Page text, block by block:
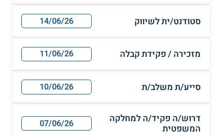
סטודנט/ית לשיווק 14/06/26
מזכירה / פקידת קבלה 11/06/26
סייע/ת משלב/ת 10/06/26
דרוש/ה פקיד/ה למחלקה
המשפטית
07/06/26